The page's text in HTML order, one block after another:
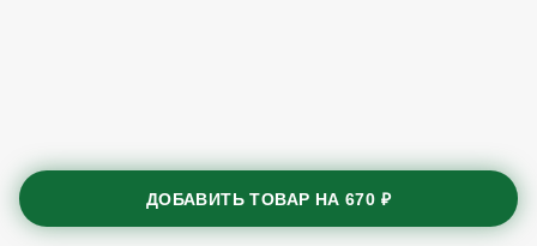
ДОБАВИТЬ ТОВАР НА670 ₽